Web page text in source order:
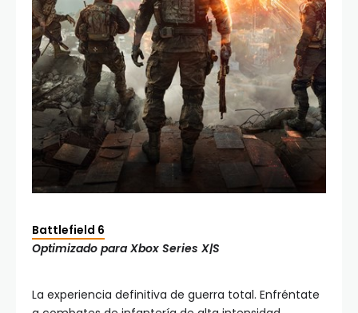
Battlefield 6
Optimizado para Xbox Series X|S
La experiencia definitiva de guerra total. Enfréntate